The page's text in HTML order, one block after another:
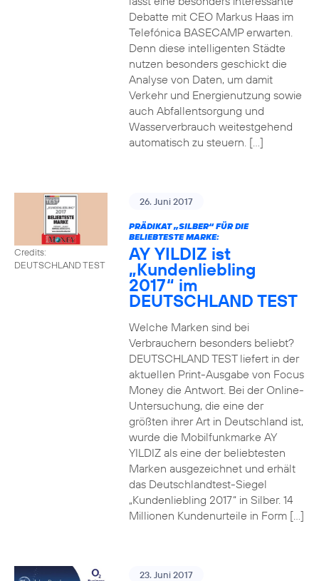
Debatte mit CEO Markus Haas im
Telefónica BASECAMP erwarten.
Denn diese intelligenten Städte
nutzen besonders geschickt die
Analyse von Daten, um damit
Verkehr und Energienutzung sowie
auch Abfallentsorgung und
Wasserverbrauch weitestgehend
automatisch zu steuern. […]
Credits:
DEUTSCHLAND TEST
26. Juni 2017
PRÄDIKAT „SILBER“ FÜR DIE
BELIEBTESTE MARKE:
AY YILDIZ ist
„Kundenliebling
2017“ im
DEUTSCHLAND TEST
Welche Marken sind bei
Verbrauchern besonders beliebt?
DEUTSCHLAND TEST liefert in der
aktuellen Print-Ausgabe von Focus
Money die Antwort. Bei der Online-
Untersuchung, die eine der
größten ihrer Art in Deutschland ist,
wurde die Mobilfunkmarke AY
YILDIZ als eine der beliebtesten
Marken ausgezeichnet und erhält
das Deutschlandtest-Siegel
„Kundenliebling 2017“ in Silber. 14
Millionen Kundenurteile in Form […]
23. Juni 2017